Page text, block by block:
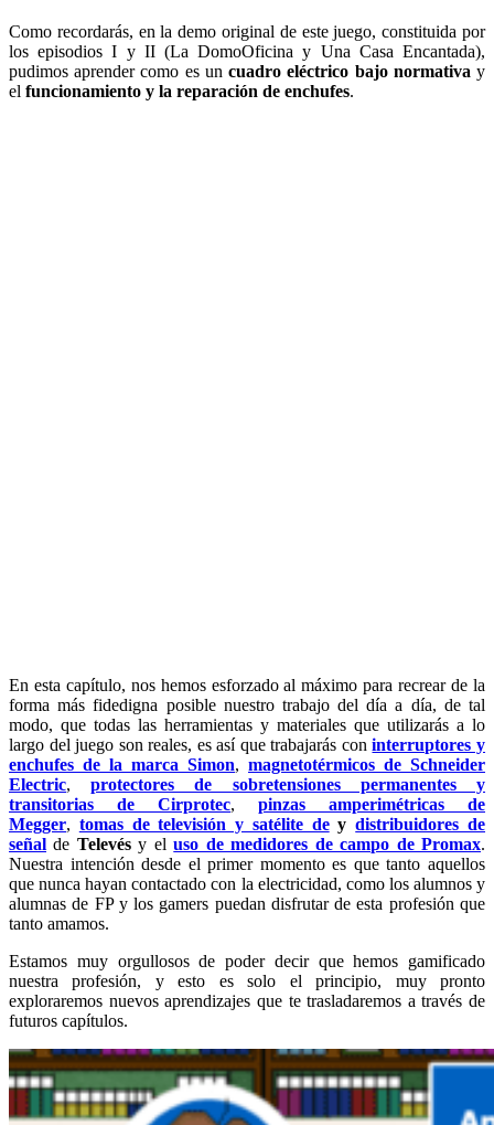
Como recordarás, en la demo original de este juego, constituida por
los episodios I y II (La DomoOficina y Una Casa Encantada),
pudimos aprender como es uncuadro eléctrico bajo normativa y
el funcionamiento y la reparación de enchufes.
En esta capítulo, nos hemos esforzado al máximo para recrear de la
forma más fidedigna posible nuestro trabajo del día a día, de tal
modo, que todas las herramientas y materiales que utilizarás a lo
largo del juego son reales, es así que trabajarás coninterruptores y
enchufes de la marca Simon, magnetotérmicos de Schneider
Electric,protectores de sobretensiones permanentes y
transitorias de Cirprotec, pinzas amperimétricas de
Megger, tomas de televisión y satélite dey distribuidores de
señal de Televésy eluso de medidores de campo de Promax.
Nuestra intención desde el primer momento es que tanto aquellos
que nunca hayan contactado con la electricidad, como los alumnos y
alumnas de FP y los gamers puedan disfrutar de esta profesión que
tanto amamos.
Estamos muy orgullosos de poder decir que hemos gamificado
nuestra profesión, y esto es solo el principio, muy pronto
exploraremos nuevos aprendizajes que te trasladaremos a través de
futuros capítulos.